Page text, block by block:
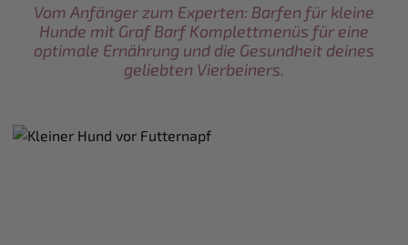
Vom Anfänger zum Experten: Barfen für kleine
Hunde mit Graf Barf Komplettmenüs für eine
optimale Ernährung und die Gesundheit deines
geliebten Vierbeiners.